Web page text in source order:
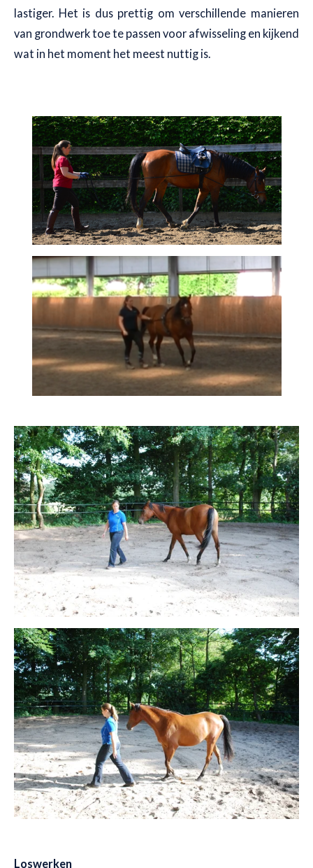
lastiger. Het is dus prettig om verschillende manieren
van grondwerk toe te passen voor afwisseling en kijkend
wat in het moment het meest nuttig is.
Loswerken